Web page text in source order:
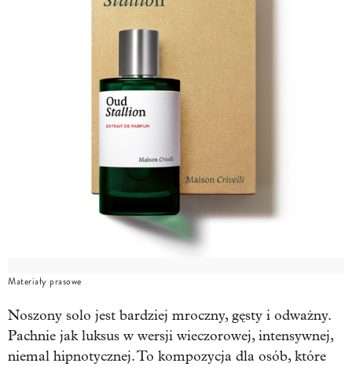
Materiały prasowe
Noszony solo jest bardziej mroczny, gęsty i odważny.
Pachnie jak luksus w wersji wieczorowej, intensywnej,
niemal hipnotycznej. To kompozycja dla osób, które